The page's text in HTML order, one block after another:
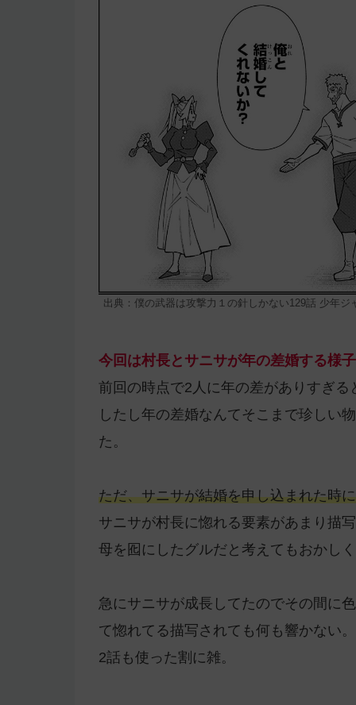
出典：僕の武器は攻撃力１の針しかない129話 少年ジ
今回は村長とサニサが年の差婚する様
前回の時点で2人に年の差がありすぎ
したし年の差婚なんてそこまで珍しい
た。
ただ、サニサが結婚を申し込まれた時
サニサが村長に惚れる要素があまり描
母を囮にしたグルだと考えてもおかし
急にサニサが成長してたのでその間に
て惚れてる描写されても何も響かない。
2話も使った割に雑。